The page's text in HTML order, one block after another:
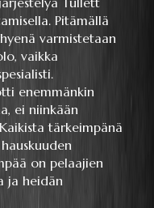
Pitämällä
varmistetaan
vaikka
enemmänkin
ei niinkään
tärkeimpänä
on pelaajien
ja heidän